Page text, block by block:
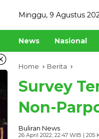
Minggu, 9 Agustus
News Nasional
Home Berita
Survey
Non-
Buliran News
26 April 2022, 22:47 WIB | 205